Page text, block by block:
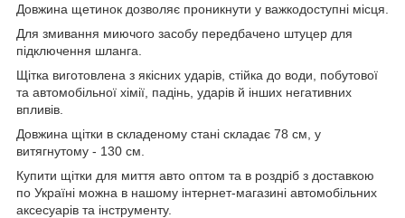
Довжина щетинок дозволяє проникнути у важкодоступні місця.
Для змивання миючого засобу передбачено штуцер для
підключення шланга.
Щітка виготовлена ​​з якісних ударів, стійка до води, побутової
та автомобільної хімії, падінь, ударів й інших негативних
впливів.
Довжина щітки в складеному стані складає 78 см, у
витягнутому - 130 см.
Купити щітки для миття авто оптом та в роздріб з доставкою
по Україні можна в нашому інтернет-магазині автомобільних
аксесуарів та інструменту.